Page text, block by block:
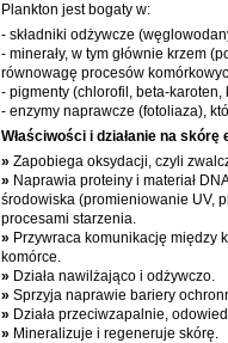
Plankton jest bogaty w:
- składniki odżywcze
- minerały, w tym głównie krzem
równowagę procesów
- pigmenty (chlorofil, beta-
- enzymy naprawcze (fotoliaza),
Właściwości i działanie na
» Zapobiega oksydacji, czyli
» Naprawia proteiny i materiał
środowiska (promieniowanie UV,
procesami starzenia.
» Przywraca komunikację między
komórce.
» Działa nawilżająco i odżywczo.
» Sprzyja naprawie bariery
» Działa przeciwzapalnie,
» Mineralizuje i regeneruje skórę.